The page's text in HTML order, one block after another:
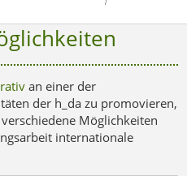
an einer der
der h_da zu promovieren,
Möglichkeiten
internationale